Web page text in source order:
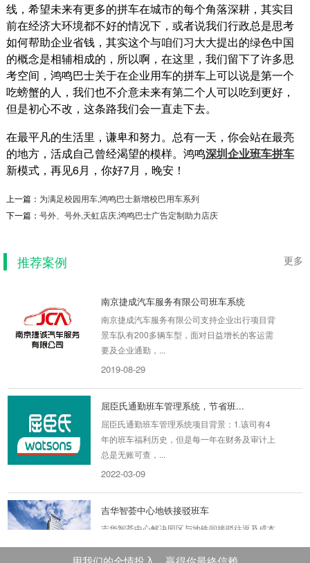
线，希望未来有更多的拼车在城市的每个角落深耕，其实目
前在经济大环境都不好的情况下，或者说我们行政总是思考
如何帮助企业省钱，其实这个与咱们习大大提出的绿色中国
的概念是相辅相成的，所以啊，在这里，我们留下了许多思
考空间，鸿鸣巴士关于在企业用车的拼车上可以说是第一个
吃螃蟹的人，我们也不介意未来有第二个人可以吃到更好，
但是初心不改，这条路我们会一直走下去。
在最平凡的生活里，谦卑和努力。总有一天，你会站在最亮
的地方，活成自己曾经渴望的模样。鸿鸣深圳企业班车拼车
新模式，再见6月，你好7月，晚安！
上一篇： 为满足校园用车,鸿鸣巴士新增校巴用车系列
下一篇： 号外、号外,天虹店庆,鸿鸣巴士广告定制助力店庆
更多
推荐案例
东方丝路（深圳）科技有限公司项目背景：东方
南京捷成汽车服务有限公司班车系统
南京捷成汽车服务有限公司支持企业出行项目背
景车队有200多辆车型，面对日益增长的客运需
要及企业通勤，...
2019-08-29
屈臣氏通勤班车管理系统，节省班...
屈臣氏通勤班车管理系统项目背景：1.该司有4
年的班车福利历史，但是每一年在财务及审计上
总是无账可查，...
2022-03-09
吉华智荟中心地铁接驳班车
吉华智荟中心解决园区与地铁间接驳往返及成本